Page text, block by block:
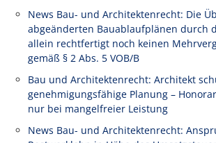
News Bau- und Architektenrecht: Die
abgeänderten Bauablaufplänen durch
allein rechtfertigt noch keinen
gemäß § 2 Abs. 5 VOB/B
Bau und Architektenrecht: Architekt
genehmigungsfähige Planung –
nur bei mangelfreier Leistung
News Bau- und Architektenrecht: